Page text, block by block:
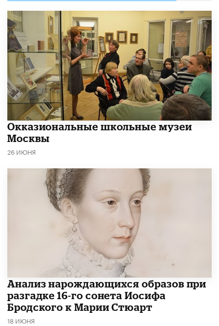
​Окказиональные школьные музеи
Москвы
26 ИЮНЯ
Анализ нарождающихся образов при
разгадке 16-го сонета Иосифа
Бродского к Марии Стюарт
18 ИЮНЯ